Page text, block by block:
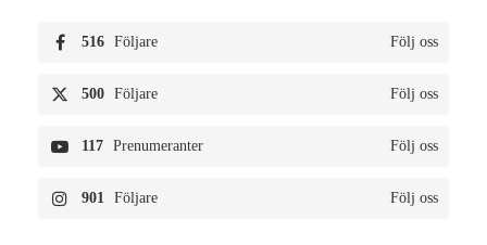
516 Följare Följ oss
500 Följare Följ oss
117 Prenumeranter Följ oss
901 Följare Följ oss